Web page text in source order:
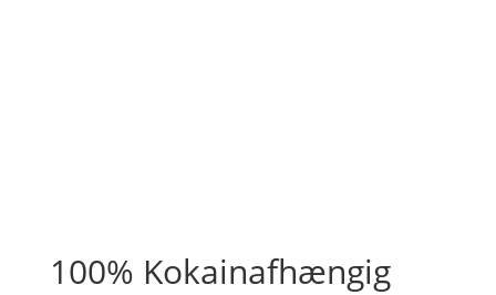
100% Kokainafhængig